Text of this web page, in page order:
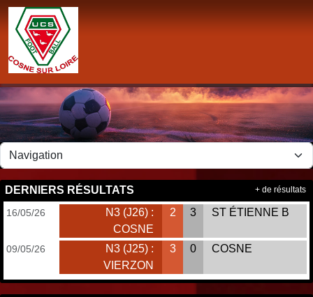
DERNIERS RÉSULTATS
16/05/26
N3 (J26) :
COSNE
2 3 ST ÉTIENNE B
09/05/26
N3 (J25) :
VIERZON
3 0 COSNE
+ de résultats
Panneau de gestion des cookies